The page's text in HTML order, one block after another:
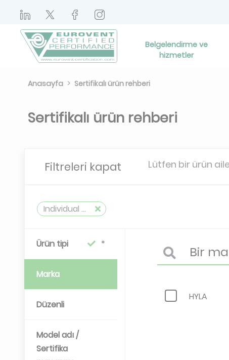
Belgelendirme ve
hizmetler
Anasayfa Sertifikalı ürün rehberi
Sertifikalı ürün rehberi
Filtreleri kapat Lütfen bir ürün
Individual device
Ürün tipi
Marka
Düzenli
Model adı /
Sertifika
HYLA